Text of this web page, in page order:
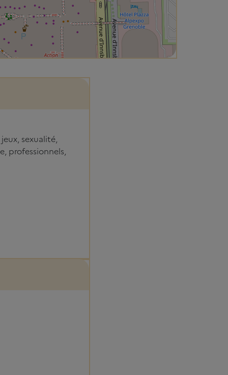
sexualité,
professionnels,